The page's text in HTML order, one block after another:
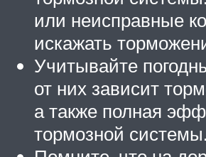
или неисправные
искажать
Учитывайте
от них зависит
а также полная
тормозной системы.